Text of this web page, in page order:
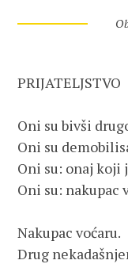
PRIJATELJSTVO
Oni su bivši
Oni su
Oni su: onaj koji
Oni su: nakupac
Nakupac voćaru.
Drug